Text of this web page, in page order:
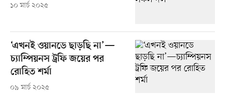
১০ মার্চ ২০২৫
‘এখনই ওয়ানডে ছাড়ছি না’—
চ্যাম্পিয়নস ট্রফি জয়ের পর
রোহিত শর্মা
০৯ মার্চ ২০২৫